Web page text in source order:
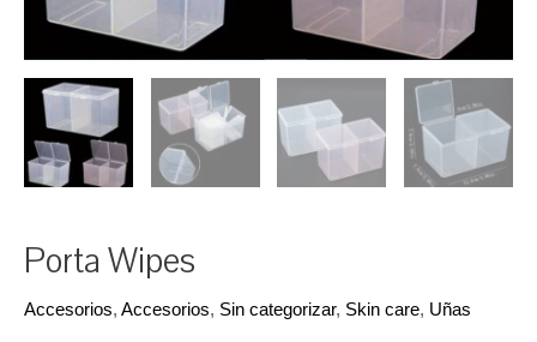
Porta Wipes
Accesorios, Accesorios, Sin categorizar, Skin care, Uñas